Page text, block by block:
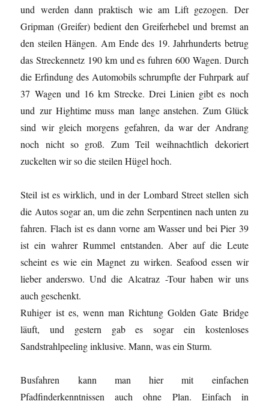
und werden dann praktisch wie am Lift gezogen. Der
Gripman (Greifer) bedient den Greiferhebel und bremst an
den steilen Hängen. Am Ende des 19. Jahrhunderts betrug
das Streckennetz 190 km und es fuhren 600 Wagen. Durch
die Erfindung des Automobils schrumpfte der Fuhrpark auf
37 Wagen und 16 km Strecke. Drei Linien gibt es noch
und zur Hightime muss man lange anstehen. Zum Glück
sind wir gleich morgens gefahren, da war der Andrang
noch nicht so groß. Zum Teil weihnachtlich dekoriert
zuckelten wir so die steilen Hügel hoch.
Steil ist es wirklich, und in der Lombard Street stellen sich
die Autos sogar an, um die zehn Serpentinen nach unten zu
fahren. Flach ist es dann vorne am Wasser und bei Pier 39
ist ein wahrer Rummel entstanden. Aber auf die Leute
scheint es wie ein Magnet zu wirken. Seafood essen wir
lieber anderswo. Und die Alcatraz -Tour haben wir uns
auch geschenkt.
Ruhiger ist es, wenn man Richtung Golden Gate Bridge
läuft, und gestern gab es sogar ein kostenloses
Sandstrahlpeeling inklusive. Mann, was ein Sturm.
Busfahren kann man hier mit einfachen
Pfadfinderkenntnissen auch ohne Plan. Einfach in